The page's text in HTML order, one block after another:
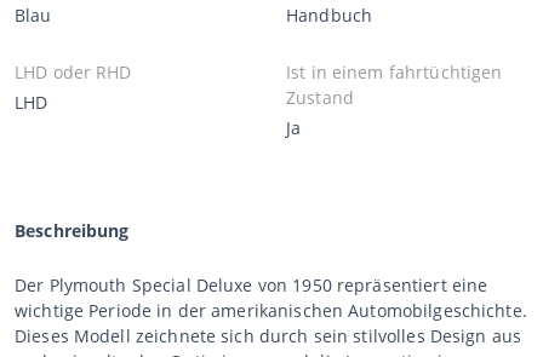
Blau Handbuch
LHD oder RHD
LHD
Ist in einem fahrtüchtigen
Zustand
Ja
Beschreibung
Der Plymouth Special Deluxe von 1950 repräsentiert eine
wichtige Periode in der amerikanischen Automobilgeschichte.
Dieses Modell zeichnete sich durch sein stilvolles Design aus